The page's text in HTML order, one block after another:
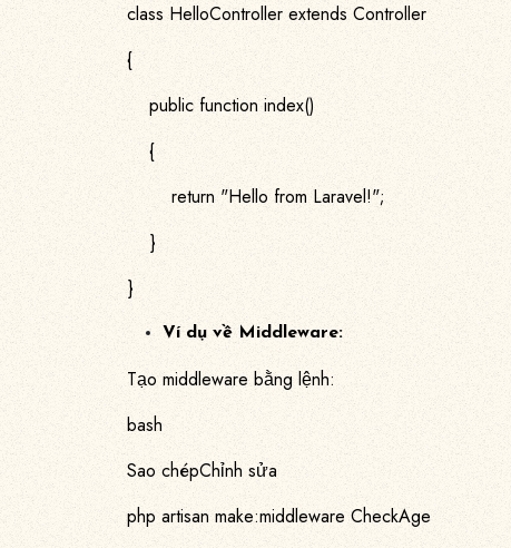
class HelloController extends Controller
{
public function index()
{
return "Hello from Laravel!";
}
}
Ví dụ về Middleware:
Tạo middleware bằng lệnh:
bash
Sao chépChỉnh sửa
php artisan make:middleware CheckAge